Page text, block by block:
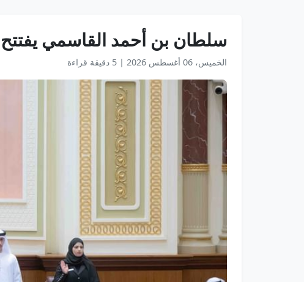
سلطان بن أحمد القاسمي يفتتح الدورة الـ18 لشورى الأطفال والـ9
الخميس، 06 أغسطس 2026 | 5 دقيقة قراءة